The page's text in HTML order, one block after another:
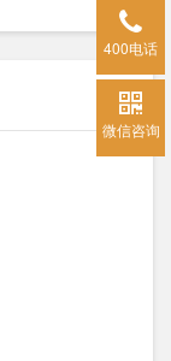
400电话
微信咨询